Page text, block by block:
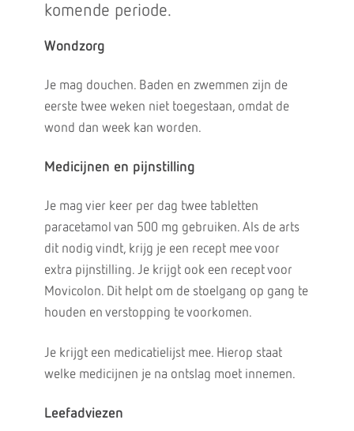
komende periode.
Wondzorg
Je mag douchen. Baden en zwemmen zijn de
eerste twee weken niet toegestaan, omdat de
wond dan week kan worden.
Medicijnen en pijnstilling
Je mag vier keer per dag twee tabletten
paracetamol van 500 mg gebruiken. Als de arts
dit nodig vindt, krijg je een recept mee voor
extra pijnstilling. Je krijgt ook een recept voor
Movicolon. Dit helpt om de stoelgang op gang te
houden en verstopping te voorkomen.
Je krijgt een medicatielijst mee. Hierop staat
welke medicijnen je na ontslag moet innemen.
Leefadviezen